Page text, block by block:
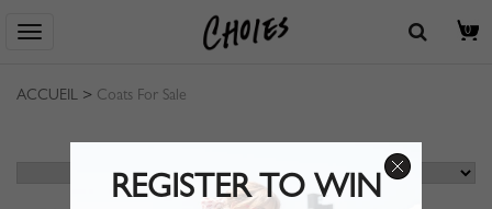
0
ACCUEIL > Coats For Sale
REGISTER TO WIN